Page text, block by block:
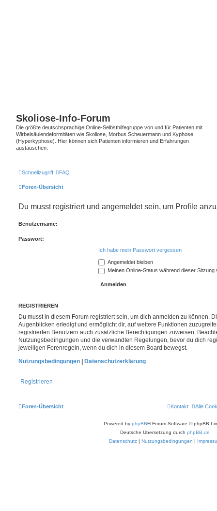
Skoliose-Info-Forum
Die größte deutschsprachige Online-Selbsthilfegruppe von und für Patienten mit
Wirbelsäulendeformitäten wie Skoliose, Morbus Scheuermann und Kyphose
(Hyperkyphose). Hier können sich Patienten informieren und Erfahrungen
austauschen.
Schnellzugriff FAQ
Foren-Übersicht
Du musst registriert und angemeldet sein, um Profile
Benutzername:
Passwort:
Ich habe mein Passwort vergessen
Angemeldet bleiben
Meinen Online-Status während dieser Sitzung
REGISTRIEREN
Du musst in diesem Forum registriert sein, um dich anmelden zu können.
Augenblicken erledigt und ermöglicht dir, auf weitere Funktionen
registrierten Benutzern auch zusätzliche Berechtigungen zuweisen.
Nutzungsbedingungen und die verwandten Regelungen, bevor du dich
jeweiligen Forenregeln, wenn du dich in diesem Board bewegst.
Nutzungsbedingungen
Datenschutzerklärung
Registrieren
Foren-Übersicht Alle
Kontakt
Powered by phpBB® Forum Software © phpBB
Deutsche Übersetzung durch phpBB.de
Datenschutz| Nutzungsbedingungen |